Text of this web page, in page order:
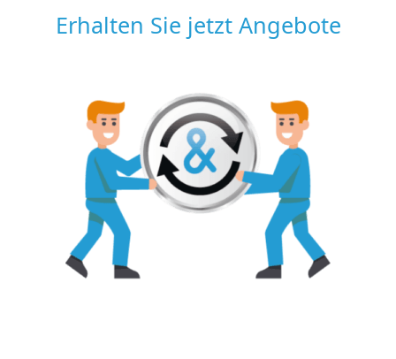
Erhalten Sie jetzt Angebote